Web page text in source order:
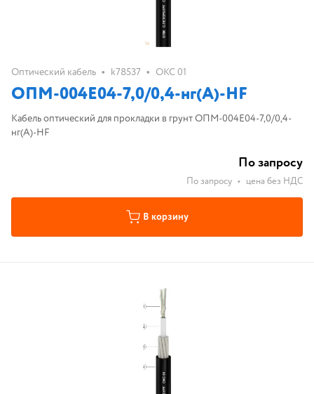
Оптический кабель • k78537 • ОКС 01
ОПМ-004Е04-7,0/0,4-нг(А)-HF
Кабель оптический для прокладки в грунт ОПМ-004Е04-7,0/0,4-
нг(А)-HF
По запросу
По запросу • цена без НДС
В корзину